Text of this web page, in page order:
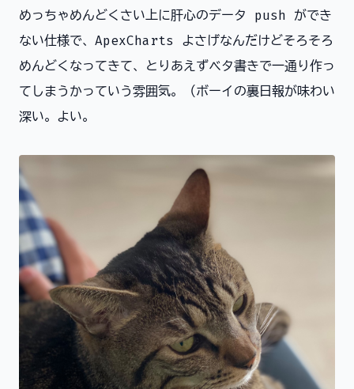
めっちゃめんどくさい上に肝心のデータ push ができ
ない仕様で、ApexCharts よさげなんだけどそろそろ
めんどくなってきて、とりあえずベタ書きで一通り作っ
てしまうかっていう雰囲気。（ボーイの裏日報が味わい
深い。よい。